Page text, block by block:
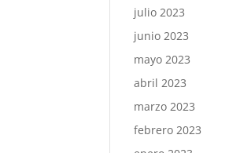
julio 2023
junio 2023
mayo 2023
abril 2023
marzo 2023
febrero 2023